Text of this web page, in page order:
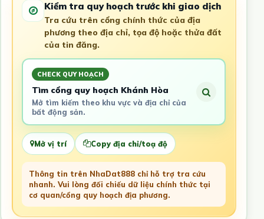
Kiểm tra quy hoạch trước khi giao dịch
Tra cứu trên cổng chính thức của địa
phương theo địa chỉ, tọa độ hoặc thửa đất
của tin đăng.
CHECK QUY HOẠCH
Tìm cổng quy hoạch Khánh Hòa
Mở tìm kiếm theo khu vực và địa chỉ của
bất động sản.
Mở vị trí Copy địa chỉ/toạ độ
Thông tin trên NhaDat888 chỉ hỗ trợ tra cứu
nhanh. Vui lòng đối chiếu dữ liệu chính thức tại
cơ quan/cổng quy hoạch địa phương.